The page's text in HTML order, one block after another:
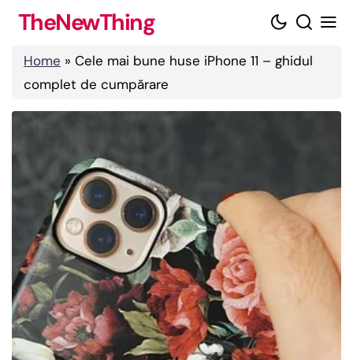
Skip
content
TheNewThing
Home » Cele mai bune huse iPhone 11 – ghidul
complet de cumpărare